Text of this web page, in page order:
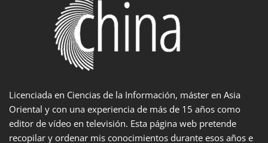
Licenciada en Ciencias de la Información, máster en Asia
Oriental y con una experiencia de más de 15 años como
editor de vídeo en televisión. Esta página web pretende
recopilar y ordenar mis conocimientos durante esos años e